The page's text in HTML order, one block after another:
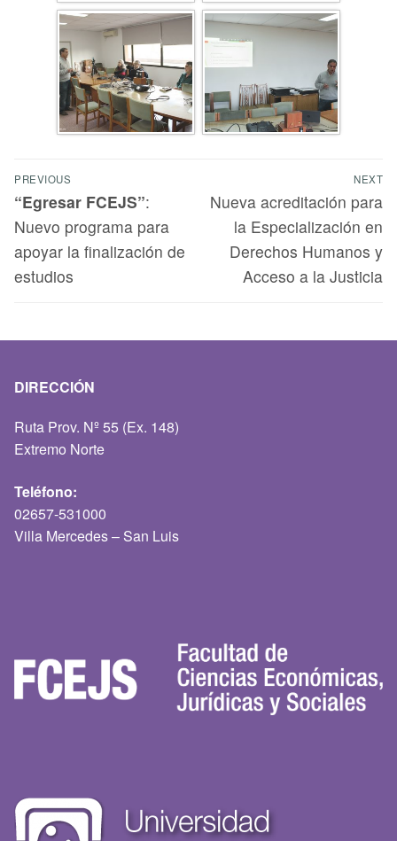
PREVIOUS
“Egresar FCEJS”:
Nuevo programa para
apoyar la finalización de
estudios
NEXT
Nueva acreditación para
la Especialización en
Derechos Humanos y
Acceso a la Justicia
DIRECCIÓN
Ruta Prov. Nº 55 (Ex. 148)
Extremo Norte
Teléfono:
02657-531000
Villa Mercedes – San Luis